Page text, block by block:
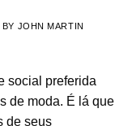
BY JOHN MARTIN
social preferida
de moda. É lá que
de seus